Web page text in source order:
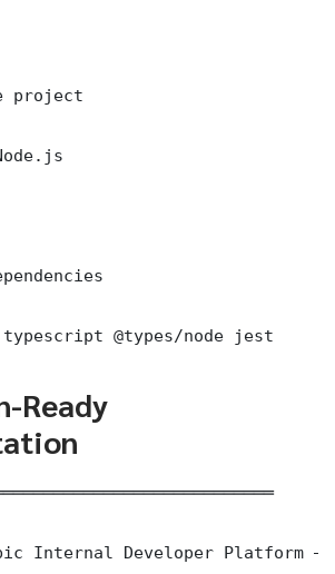
@types/node jest
Ready
Internal Developer Platform —